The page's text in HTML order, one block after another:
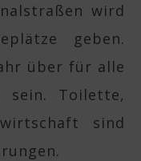
wird
geben.
über für alle
sein. Toilette,
sind